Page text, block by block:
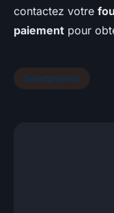
contactez votre
paiement pour
Smartphones